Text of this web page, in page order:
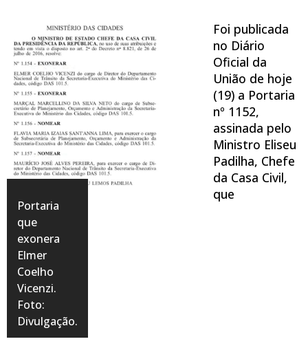
Portaria
que
exonera
Elmer
Coelho
Vicenzi.
Foto:
Divulgação.
Foi publicada
no Diário
Oficial da
União de hoje
(19) a Portaria
nº 1152,
assinada pelo
Ministro Eliseu
Padilha, Chefe
da Casa Civil,
que